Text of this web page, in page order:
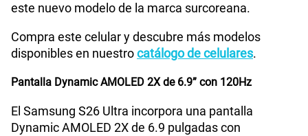
Radio FM
este nuevo modelo de la marca surcoreana.
Compra este celular y descubre más modelos
disponibles en nuestrocatálogo de celulares.
Pantalla Dynamic AMOLED 2X de 6.9” con 120Hz
El Samsung S26 Ultra incorpora una pantalla
Dynamic AMOLED 2X de 6.9 pulgadas con